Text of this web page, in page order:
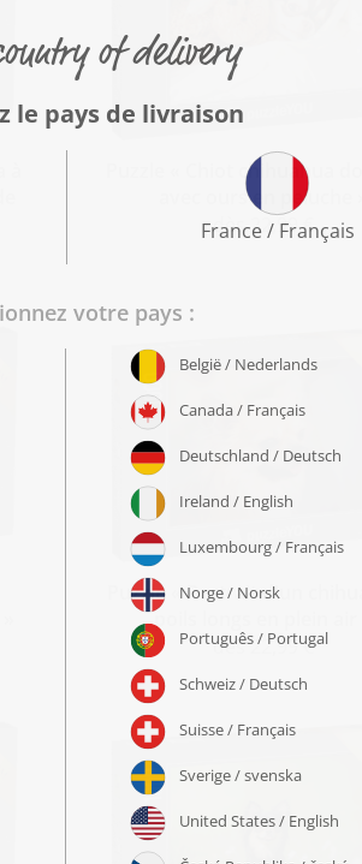
Puzzle « Chiot chihuahua
avec ours en peluche »
dès 22,99 €
Puzzle « Portrait d'un
poils longs en plein air »
dès 22,99 €